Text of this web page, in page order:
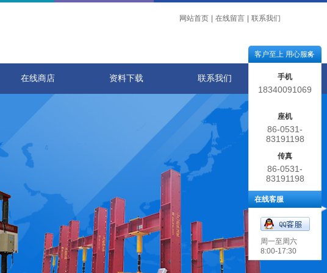
网站首页 在线留言 联系我们
在线商店 资料下载 联系我们
客户至上 用心服务
手机
18340091069
座机
86-0531-
83191198
传真
86-0531-
83191198
在线客服
周一至周六
8:00-17:30